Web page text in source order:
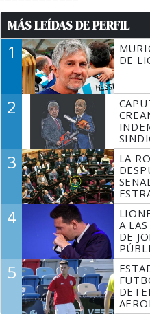
MÁS LEÍDAS DE PERFIL
1
DE
2
3
LA
4
A
DE
5